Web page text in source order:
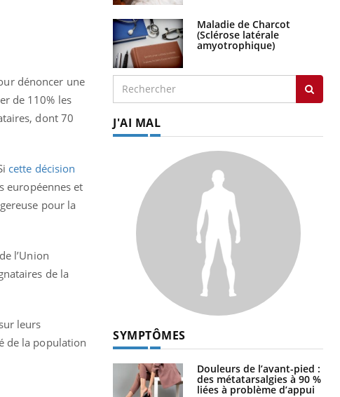
dénoncer une
de 110% les
dont 70
cette décision
européennes et
pour la
l’Union
de la
leurs
de la population
Maladie de Charcot
(Sclérose latérale
amyotrophique)
J'AI MAL
SYMPTÔMES
Douleurs de l’avant-pied :
des métatarsalgies à 90 %
liées à problème d’appui